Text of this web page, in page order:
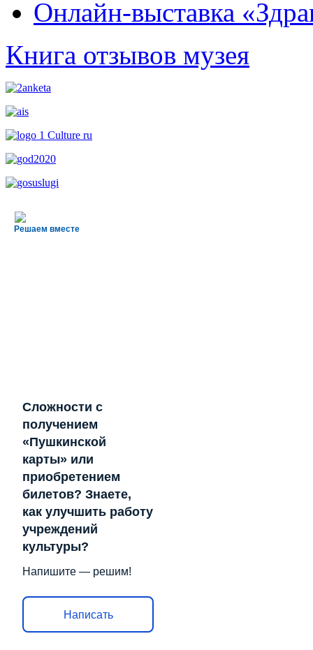
Онлайн-выставка
Книга отзывов музея
Решаем вместе
Сложности с
получением
«Пушкинской
карты» или
приобретением
билетов? Знаете,
как улучшить работу
учреждений
культуры?
Напишите — решим!
Написать